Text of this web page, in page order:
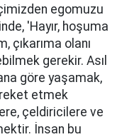
egomuzu
'Hayır, hoşuma
çıkarıma olanı
gerekir. Asıl
göre yaşamak,
etmek
çeldiricilere ve
İnsan bu